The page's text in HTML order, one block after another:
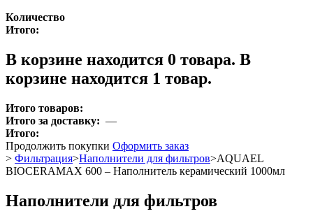
Количество
Итого:
В корзине находится 0 товара. В
корзине находится 1 товар.
Итого товаров:
Итого за доставку: —
Итого:
Продолжить покупки Оформить заказ
> Фильтрация>Наполнители для фильтров>AQUAEL
BIOCERAMAX 600 – Наполнитель керамический 1000мл
Наполнители для фильтров